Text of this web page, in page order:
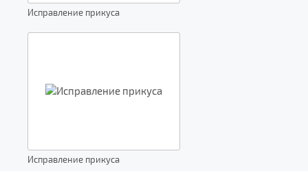
Исправление прикуса
Исправление прикуса